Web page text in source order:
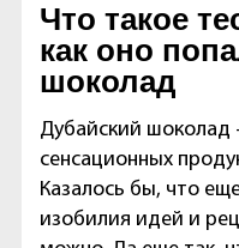
Что такое
как оно
шоколад
Дубайский
сенсационных
Казалось бы, что
изобилия идей и